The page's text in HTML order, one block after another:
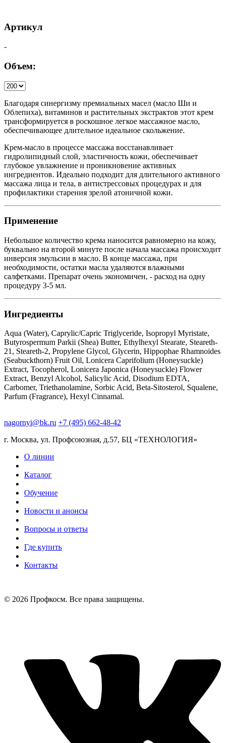
Артикул
-
Объем:
Благодаря синергизму премиальных масел (масло Ши и
Облепиха), витаминов и растительных экстрактов этот крем
трансформируется в роскошное легкое массажное масло,
обеспечивающее длительное идеальное скольжение.
Крем-масло в процессе массажа восстанавливает
гидролипидный слой, эластичность кожи, обеспечивает
глубокое увлажнение и проникновение активных
ингредиентов. Идеально подходит для длительного активного
массажа лица и тела, в антистрессовых процедурах и для
профилактики старения зрелой атоничной кожи.
Применение
Небольшое количество крема наносится равномерно на кожу,
буквально на второй минуте после начала массажа происходит
инверсия эмульсии в масло. В конце массажа, при
необходимости, остатки масла удаляются влажными
салфетками. Препарат очень экономичен, - расход на одну
процедуру 3-5 мл.
Ингредиенты
Aqua (Water), Caprylic/Capric Triglyceride, Isopropyl Myristate,
Butyrospermum Parkii (Shea) Butter, Ethylhexyl Stearate, Steareth-
21, Steareth-2, Propylene Glycol, Glycerin, Hippophae Rhamnoides
(Seabuckthorn) Fruit Oil, Lonicera Caprifolium (Honeysuckle)
Extract, Tocopherol, Lonicera Japonica (Honeysuckle) Flower
Extract, Benzyl Alcohol, Salicylic Acid, Disodium EDTA,
Carbomer, Triethanolamine, Sorbic Acid, Beta-Sitosterol, Squalene,
Parfum (Fragrance), Hexyl Cinnamal.
nagornyi@bk.ru +7 (495) 662-48-42
г. Москва, ул. Профсоюзная, д.57, БЦ «ТЕХНОЛОГИЯ»
О линии
Каталог
Обучение
Новости и анонсы
Вопросы и ответы
Где купить
Контакты
© 2026 Профкосм. Все права защищены.